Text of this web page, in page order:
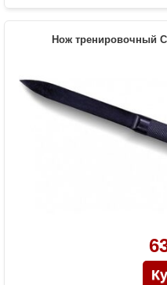
Нож тренировочный